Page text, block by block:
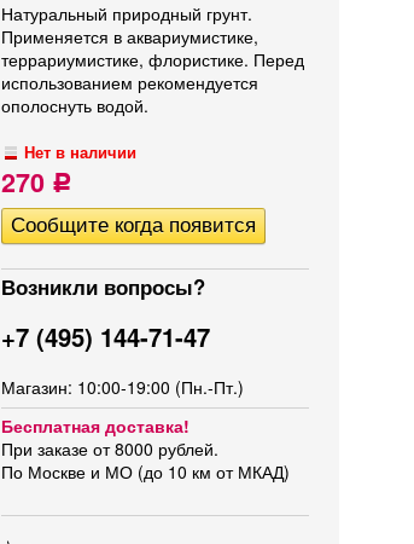
Натуральный природный грунт.
Применяется в аквариумистике,
террариумистике, флористике. Перед
использованием рекомендуется
ополоснуть водой.
Нет в наличии
270 Р
Возникли вопросы?
+7 (495) 144-71-47
Магазин: 10:00-19:00 (Пн.-Пт.)
Бесплатная доставка!
При заказе от 8000 рублей.
По Москве и МО (до 10 км от МКАД)